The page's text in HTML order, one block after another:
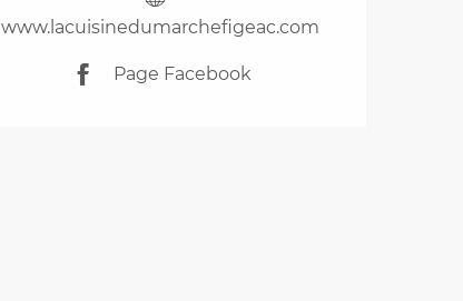
www.lacuisinedumarchefigeac.com
Page Facebook